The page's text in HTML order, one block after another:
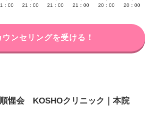
：00
21：00
21：00
21：00
20：00
20：00
ウンセリングを受ける！
惺会 KOSHOクリニック｜本院